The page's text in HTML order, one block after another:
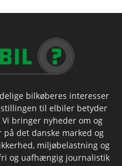
bilkøberes interesser
til elbiler betyder
bringer nyheder om og
det danske marked og
miljøbelastning og
og uafhængig journalistik